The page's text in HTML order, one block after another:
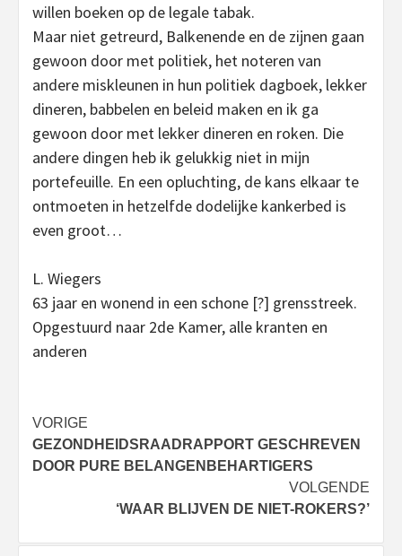
willen boeken op de legale tabak.
Maar niet getreurd, Balkenende en de zijnen gaan
gewoon door met politiek, het noteren van
andere miskleunen in hun politiek dagboek, lekker
dineren, babbelen en beleid maken en ik ga
gewoon door met lekker dineren en roken. Die
andere dingen heb ik gelukkig niet in mijn
portefeuille. En een opluchting, de kans elkaar te
ontmoeten in hetzelfde dodelijke kankerbed is
even groot…
L. Wiegers
63 jaar en wonend in een schone [?] grensstreek.
Opgestuurd naar 2de Kamer, alle kranten en
anderen
Bericht
navigatie
VORIGE
GEZONDHEIDSRAADRAPPORT GESCHREVEN
DOOR PURE BELANGENBEHARTIGERS
VOLGENDE
‘WAAR BLIJVEN DE NIET-ROKERS?’